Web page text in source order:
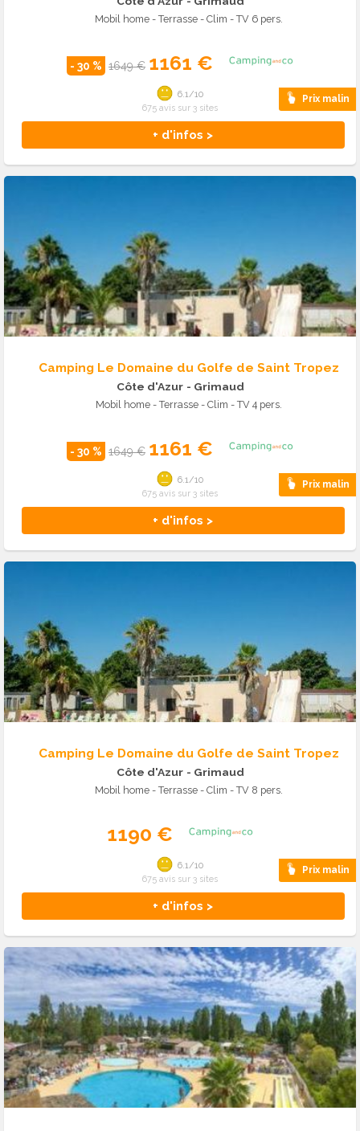
Mobil home - Terrasse - Clim - TV 6 pers.
- 30 % 1649 € 1161 €
Prix malin
+ d'infos >
6.1/10
675 avis sur 3 sites
Camping Le Domaine du Golfe de Saint Tropez
Côte d'Azur - Grimaud
Mobil home - Terrasse - Clim - TV 4 pers.
- 30 % 1649 € 1161 €
Prix malin
+ d'infos >
6.1/10
675 avis sur 3 sites
Camping Le Domaine du Golfe de Saint Tropez
Côte d'Azur - Grimaud
Mobil home - Terrasse - Clim - TV 8 pers.
1190 €
Prix malin
+ d'infos >
6.1/10
675 avis sur 3 sites